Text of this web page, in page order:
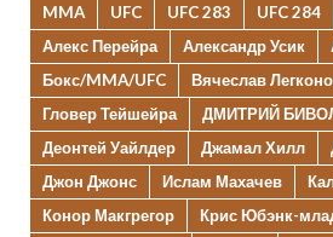
MMA UFC UFC 283 UFC 284
Алекс Перейра
Александр Усик
Бокс/MMA/UFC
Вячеслав
Гловер Тейшейра
ДМИТРИЙ
Деонтей Уайлдер
Джамал Хилл
Джон Джонс
Ислам Махачев
Конор Макгрегор
Крис Юбэнк-